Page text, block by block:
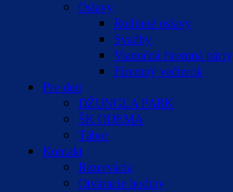
Oslavy
Rodinné oslavy
Svadby
Vianočná firemná párty
Firemný večierok
Pre deti
DŽUNGLA PARK
ŠK ODEMA
Tábor
Kontakt
Rezervácia
Otváracie hodiny